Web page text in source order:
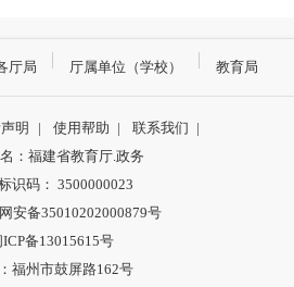
厅局 厅属单位（学校） 教育局
明 | 使用帮助 | 联系我们 |
：福建省教育厅.政务
识码： 3500000023
安备35010202000879号
ICP备13015615号
福州市鼓屏路162号